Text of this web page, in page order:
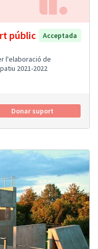
públic
Acceptada
l'elaboració de
2021-2022
Donar suport